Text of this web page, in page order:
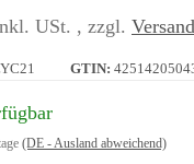
USt. , zzgl. Versand
GTIN:
(DE - Ausland abweichend)